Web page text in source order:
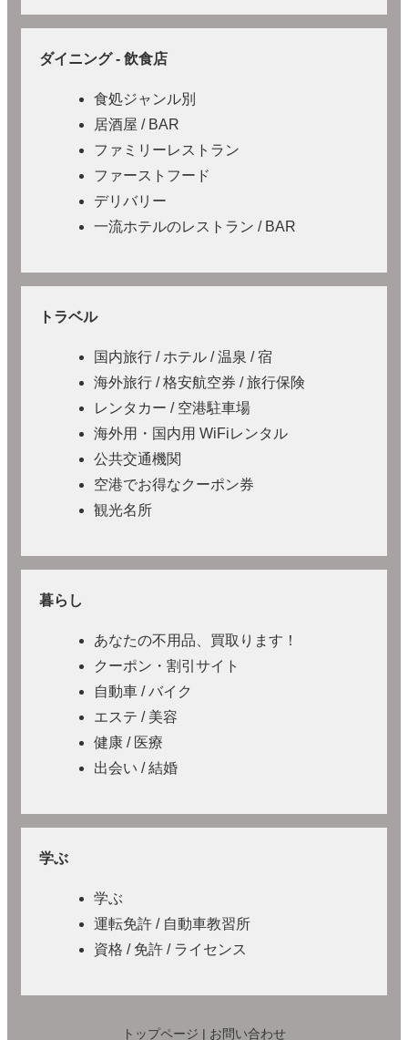
ダイニング - 飲食店
食処ジャンル別
居酒屋 / BAR
ファミリーレストラン
ファーストフード
デリバリー
一流ホテルのレストラン / BAR
トラベル
国内旅行 / ホテル / 温泉 / 宿
海外旅行 / 格安航空券 / 旅行保険
レンタカー / 空港駐車場
海外用・国内用 WiFiレンタル
公共交通機関
空港でお得なクーポン券
観光名所
暮らし
あなたの不用品、買取ります！
クーポン・割引サイト
自動車 / バイク
エステ / 美容
健康 / 医療
出会い / 結婚
学ぶ
学ぶ
運転免許 / 自動車教習所
資格 / 免許 / ライセンス
トップページ | お問い合わせ